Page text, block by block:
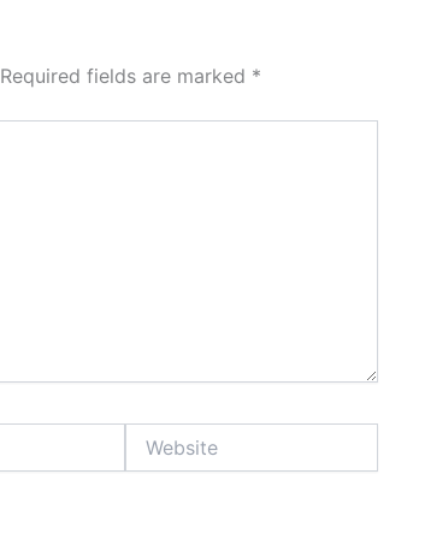
Required fields are marked *